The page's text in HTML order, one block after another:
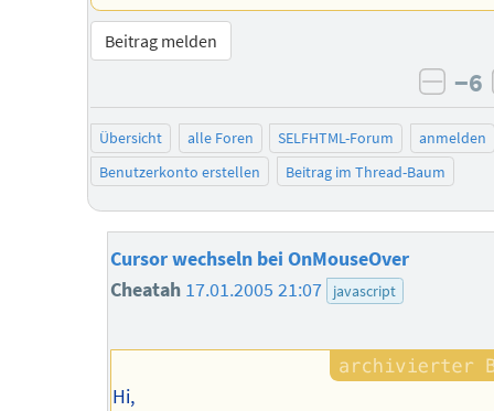
Beitrag melden
−6
Übersicht alle Foren SELFHTML-Forum
anmelden
Benutzerkonto erstellen
Beitrag im Thread-Baum
Cursor wechseln bei OnMouseOver
Cheatah 17.01.2005 21:07 javascript
Hi,